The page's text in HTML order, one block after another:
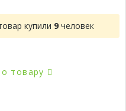
купили 9 человек
товару